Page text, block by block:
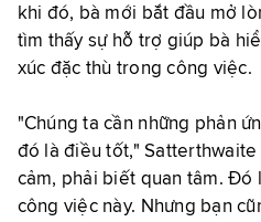
khi đó, bà mới bắt đầu mở
tìm thấy sự hỗ trợ giúp bà
xúc đặc thù trong công việc.
"Chúng ta cần những phản
đó là điều tốt,"
cảm, phải biết quan tâm. Đó
công việc này. Nhưng bạn